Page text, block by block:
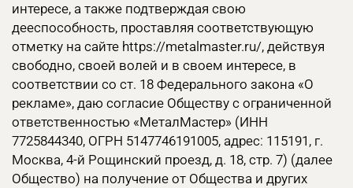
интересе, а также подтверждая свою
дееспособность, проставляя соответствующую
отметку на сайте https://metalmaster.ru/, действуя
свободно, своей волей и в своем интересе, в
соответствии со ст. 18 Федерального закона «О
рекламе», даю согласие Обществу с ограниченной
ответственностью «МеталМастер» (ИНН
7725844340, ОГРН 5147746191005, адрес: 115191, г.
Москва, 4-й Рощинский проезд, д. 18, стр. 7) (далее
Общество) на получение от Общества и других